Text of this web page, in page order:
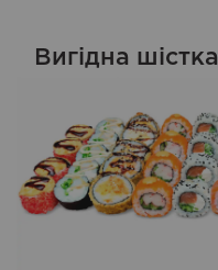
Вигідна шістка